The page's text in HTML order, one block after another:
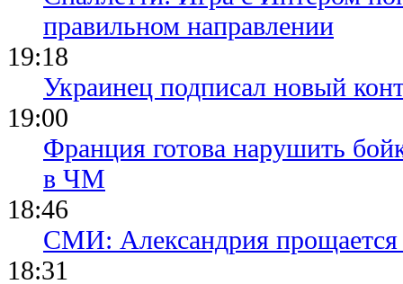
правильном направлении
19:18
Украинец подписал новый
19:00
Франция готова нарушить
в ЧМ
18:46
СМИ: Александрия
18:31